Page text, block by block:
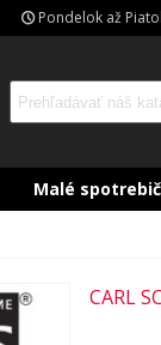
Pondelok až
Malé
CARL